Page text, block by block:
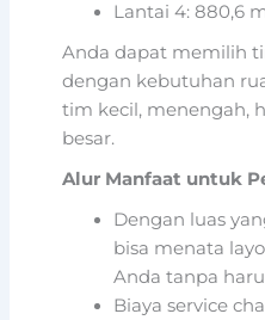
Lantai 4: 880,6
Anda dapat memilih
dengan kebutuhan
tim kecil, menengah,
besar.
Alur Manfaat untuk
Dengan luas
bisa menata
Anda tanpa
Biaya service